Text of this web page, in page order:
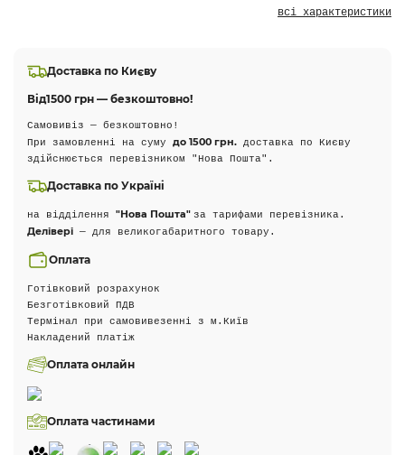
всі характеристики
Доставка по Києву
Від1500 грн — безкоштовно!
Самовивіз — безкоштовно!
При замовленні на суму до 1500 грн. доставка по Києву
здійснюється перевізником "Нова Пошта".
Доставка по Україні
на відділення "Нова Пошта" за тарифами перевізника.
Делівері — для великогабаритного товару.
Оплата
Готівковий розрахунок
Безготівковий ПДВ
Термінал при самовивезенні з м.Київ
Накладений платіж
Оплата онлайн
Оплата частинами